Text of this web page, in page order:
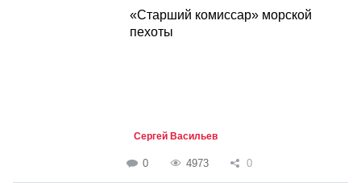
«Старший комиссар» морской
пехоты
Сергей Васильев
0 4973 0